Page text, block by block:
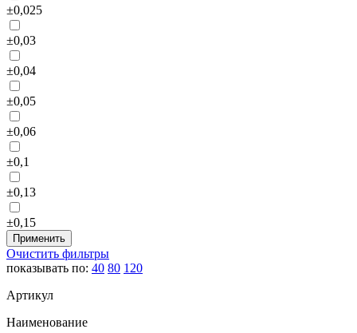
±0,025
±0,03
±0,04
±0,05
±0,06
±0,1
±0,13
±0,15
Очистить фильтры
показывать по: 40 80 120
Артикул
Наименование